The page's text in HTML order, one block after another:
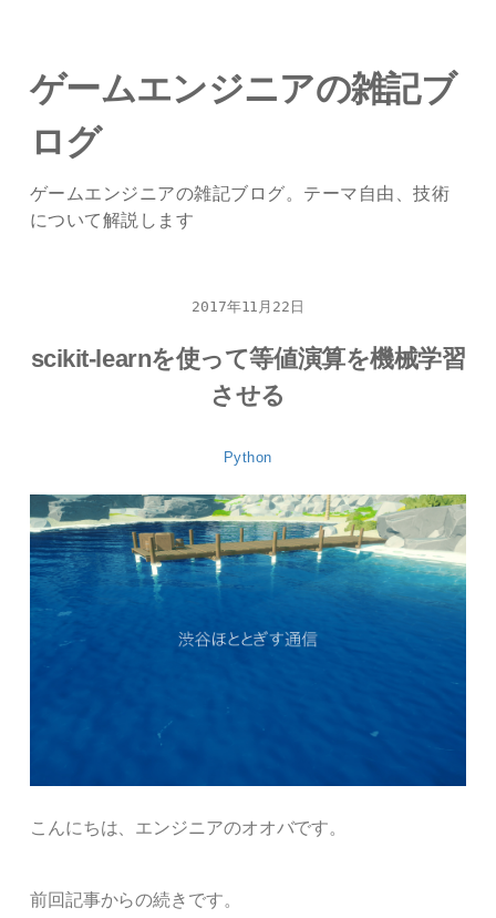
ゲームエンジニアの雑記ブ
ログ
ゲームエンジニアの雑記ブログ。テーマ自由、技術
について解説します
2017年11月22日
scikit-learnを使って等値演算を機械学習
させる
Python
こんにちは、エンジニアのオオバです。
前回記事からの続きです。